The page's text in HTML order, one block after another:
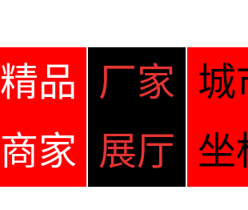
精品
商家
厂家
展厅
城
坐